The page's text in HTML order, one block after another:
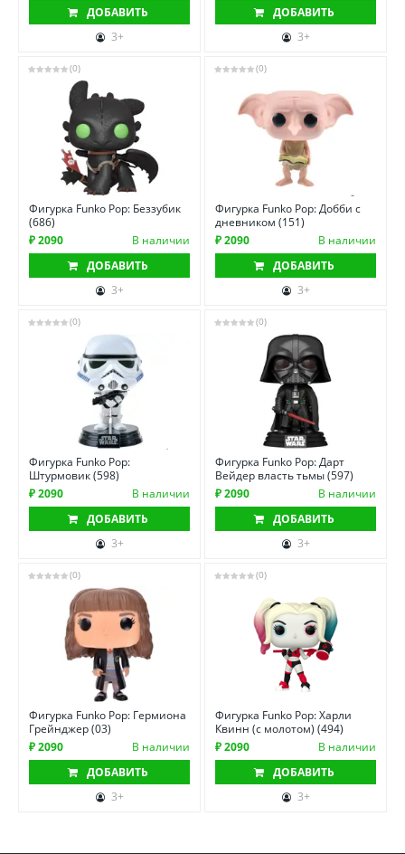
ДОБАВИТЬ
3+
ДОБАВИТЬ
3+
(0)
Фигурка Funko Pop: Беззубик
(686)
₽ 2090
В наличии
ДОБАВИТЬ
3+
(0)
Фигурка Funko Pop: Добби с
дневником (151)
₽ 2090
В наличии
ДОБАВИТЬ
3+
(0)
Фигурка Funko Pop:
Штурмовик (598)
₽ 2090
В наличии
ДОБАВИТЬ
3+
(0)
Фигурка Funko Pop: Дарт
Вейдер власть тьмы (597)
₽ 2090
В наличии
ДОБАВИТЬ
3+
(0)
Фигурка Funko Pop: Гермиона
Грейнджер (03)
₽ 2090
В наличии
ДОБАВИТЬ
3+
(0)
Фигурка Funko Pop: Харли
Квинн (с молотом) (494)
₽ 2090
В наличии
ДОБАВИТЬ
3+